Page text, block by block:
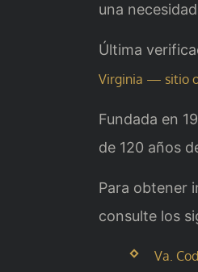
una
Última
Virginia — sitio
Fundada en
de 120 años
Para obtener
consulte los
Va.